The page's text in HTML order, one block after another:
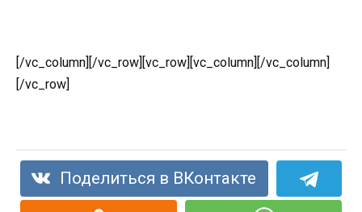
[/vc_column][/vc_row][vc_row][vc_column][/vc_column]
[/vc_row]
Поделиться в ВКонтакте